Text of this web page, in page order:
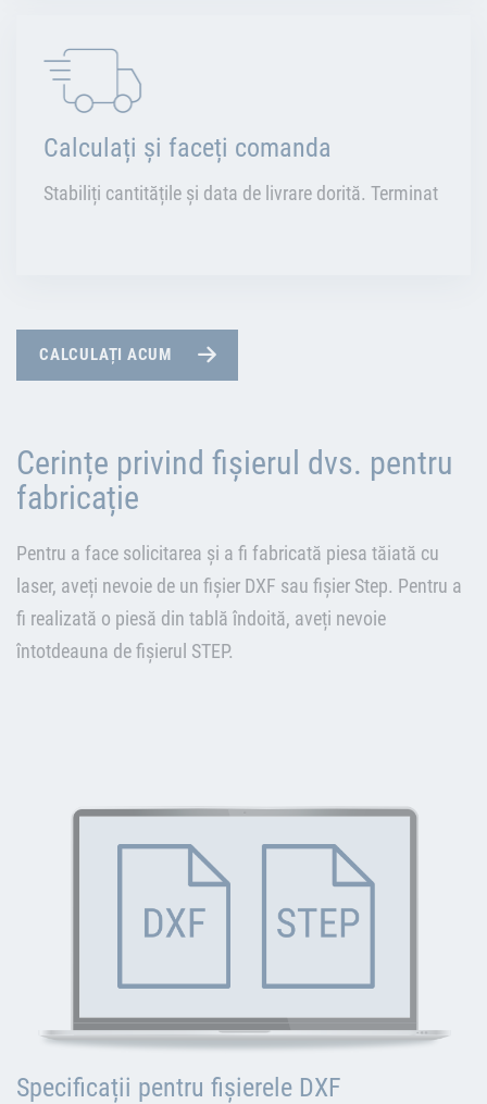
Calculați și faceți comanda
Stabiliți cantitățile și data de livrare dorită. Terminat
CALCULAȚI ACUM
Cerințe privind fișierul dvs. pentru
fabricație
Pentru a face solicitarea și a fi fabricată piesa tăiată cu
laser, aveți nevoie de un fișier DXF sau fișier Step. Pentru a
fi realizată o piesă din tablă îndoită, aveți nevoie
întotdeauna de fișierul STEP.
Specificații pentru fișierele DXF